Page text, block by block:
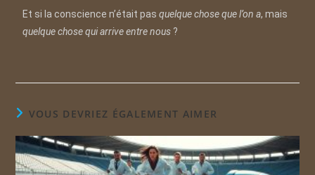
Et si la conscience n’était pasquelque chose que l’on a, mais
quelque chose qui arrive entre nous ?
VOUS DEVRIEZ ÉGALEMENT AIMER